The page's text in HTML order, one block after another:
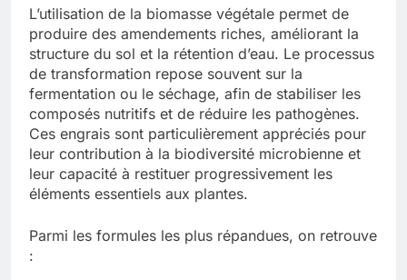
L’utilisation de la biomasse végétale permet de
produire des amendements riches, améliorant la
structure du sol et la rétention d’eau. Le processus
de transformation repose souvent sur la
fermentation ou le séchage, afin de stabiliser les
composés nutritifs et de réduire les pathogènes.
Ces engrais sont particulièrement appréciés pour
leur contribution à la biodiversité microbienne et
leur capacité à restituer progressivement les
éléments essentiels aux plantes.
Parmi les formules les plus répandues, on retrouve
: